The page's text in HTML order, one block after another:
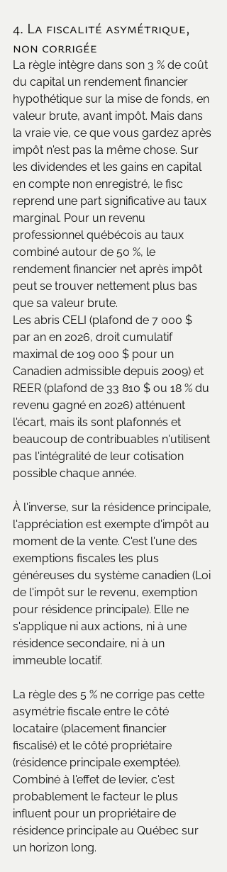
4. La fiscalité asymétrique,
non corrigée
La règle intègre dans son 3 % de coût
du capital un rendement financier
hypothétique sur la mise de fonds, en
valeur brute, avant impôt. Mais dans
la vraie vie, ce que vous gardez après
impôt n'est pas la même chose. Sur
les dividendes et les gains en capital
en compte non enregistré, le fisc
reprend une part significative au taux
marginal. Pour un revenu
professionnel québécois au taux
combiné autour de 50 %, le
rendement financier net après impôt
peut se trouver nettement plus bas
que sa valeur brute.
Les abris CELI (plafond de 7 000 $
par an en 2026, droit cumulatif
maximal de 109 000 $ pour un
Canadien admissible depuis 2009) et
REER (plafond de 33 810 $ ou 18 % du
revenu gagné en 2026) atténuent
l'écart, mais ils sont plafonnés et
beaucoup de contribuables n'utilisent
pas l'intégralité de leur cotisation
possible chaque année.
À l'inverse, sur la résidence principale,
l'appréciation est exempte d'impôt au
moment de la vente. C'est l'une des
exemptions fiscales les plus
généreuses du système canadien (Loi
de l'impôt sur le revenu, exemption
pour résidence principale). Elle ne
s'applique ni aux actions, ni à une
résidence secondaire, ni à un
immeuble locatif.
La règle des 5 % ne corrige pas cette
asymétrie fiscale entre le côté
locataire (placement financier
fiscalisé) et le côté propriétaire
(résidence principale exemptée).
Combiné à l'effet de levier, c'est
probablement le facteur le plus
influent pour un propriétaire de
résidence principale au Québec sur
un horizon long.